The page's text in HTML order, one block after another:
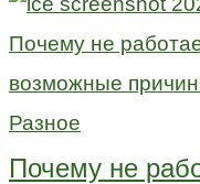
Разное
Почему не